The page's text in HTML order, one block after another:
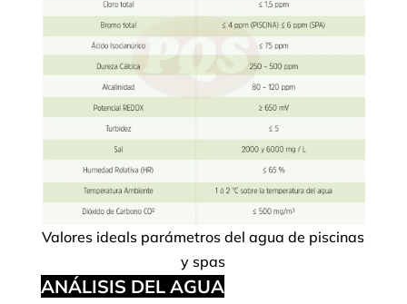
Valores ideals parámetros del agua de piscinas
y spas
ANÁLISIS DEL AGUA